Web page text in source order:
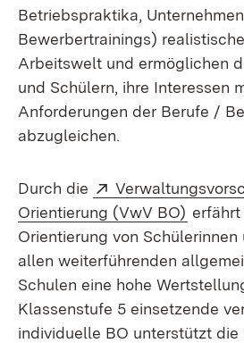
Betriebspraktika,
Bewerbertrainings)
Arbeitswelt und ermöglichen
und Schülern, ihre Interessen
Anforderungen der Berufe /
abzugleichen.
Durch die Extern:
Orientierung (VwV BO) (Öffnet
Orientierung von Schülerinnen
allen weiterführenden
Schulen eine hohe
Klassenstufe 5 einsetzende
individuelle BO unterstützt die